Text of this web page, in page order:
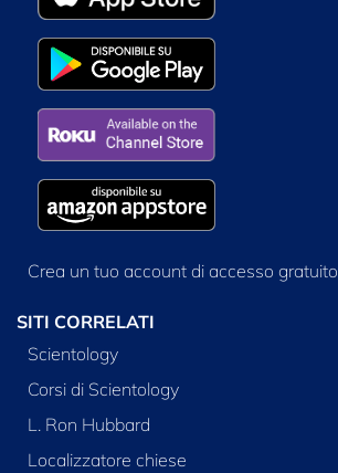
Crea un tuo account di accesso gratuito
SITI CORRELATI
Scientology
Corsi di Scientology
L. Ron Hubbard
Localizzatore chiese